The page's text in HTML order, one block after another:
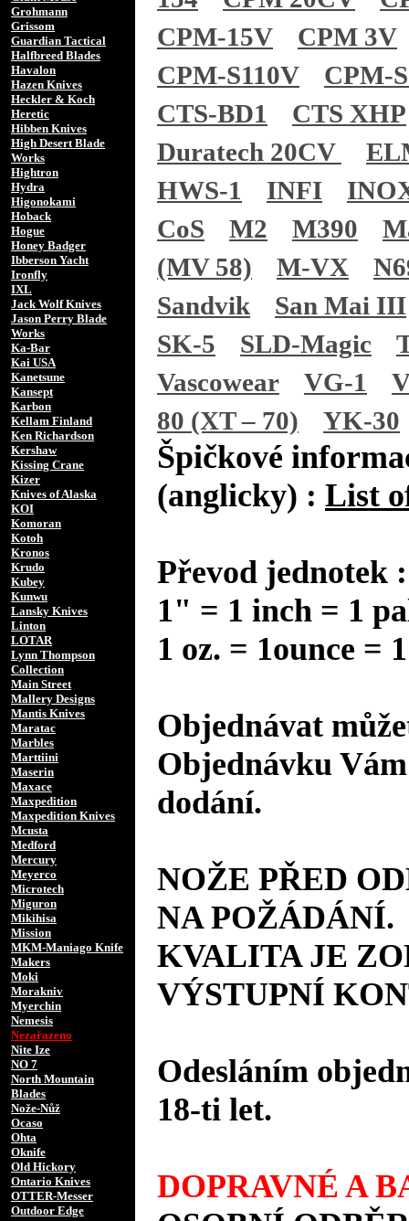
Grohmann
Grissom
Guardian Tactical
Halfbreed Blades
Havalon
Hazen Knives
Heckler & Koch
Heretic
Hibben Knives
High Desert Blade
Works
Hightron
Hydra
Higonokami
Hoback
Hogue
Honey Badger
Ibberson Yacht
Ironfly
IXL
Jack Wolf Knives
Jason Perry Blade
Works
Ka-Bar
Kai USA
Kanetsune
Kansept
Karbon
Kellam Finland
Ken Richardson
Kershaw
Kissing Crane
Kizer
Knives of Alaska
KOI
Komoran
Kotoh
Kronos
Krudo
Kubey
Kunwu
Lansky Knives
Linton
LOTAR
Lynn Thompson
Collection
Main Street
Mallery Designs
Mantis Knives
Maratac
Marbles
Marttiini
Maserin
Maxace
Maxpedition
Maxpedition Knives
Mcusta
Medford
Mercury
Meyerco
Microtech
Miguron
Mikihisa
Mission
MKM-Maniago Knife
Makers
Moki
Morakniv
Myerchin
Nemesis
Nezařazeno
Nite Ize
NO 7
North Mountain
Blades
Nože-Nůž
Ocaso
Ohta
Oknife
Old Hickory
Ontario Knives
OTTER-Messer
Outdoor Edge
CPM-15V
CPM 3V
CPM-S110V
CPM-
CTS-BD1
CTS XHP
Duratech 20CV
HWS-1
INFI
CoS
M2 M390
(MV 58)
M-VX
Sandvik
San Mai III
SK-5
SLD-Magic
Vascowear
VG-1
80 (XT – 70)
YK-30
Špičkové
(anglicky) : List
Převod jednotek :
1" = 1 inch = 1
1 oz. = 1ounce =
Objednávat
Objednávku
dodání.
NOŽE PŘED
NA POŽÁDÁNÍ.
KVALITA JE
VÝSTUPNÍ
Odesláním
18-ti let.
DOPRAVNÉ A